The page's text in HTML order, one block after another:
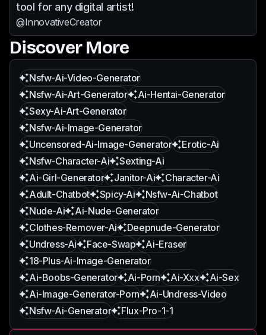
tool for any digital artist!
@InnovativeCreator
Discover More
Nsfw-Ai-Video-Generator
Nsfw-Ai-Art-Generator
Ai-Hentai-Generator
Sexy-Ai-Art-Generator
Nsfw-Ai-Image-Generator
Uncensored-Ai-Image-Generator
Erotic-Ai
Nsfw-Character-Ai
Sexting-Ai
Ai-Girl-Generator
Janitor-Ai
Character-Ai
Adult-Chatbot
Spicy-Ai
Nsfw-Ai-Chatbot
Nude-Ai
Ai-Nude-Generator
Clothes-Remover-Ai
Deepnude-Generator
Undress-Ai
Face-Swap
Ai-Eraser
18-Plus-Ai-Image-Generator
Ai-Boobs-Generator
Ai-Porn Ai-Xxx
Ai-Sex
Ai-Image-Generator-Porn
Ai-Undress-Video
Nsfw-Ai-Generator
Flux-Pro-1-1